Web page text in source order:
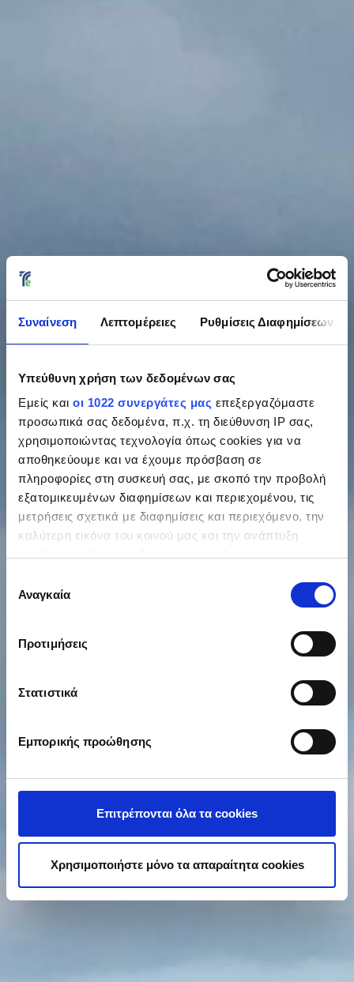
Συναίνεση Λεπτομέρειες Ρυθμίσεις Διαφημίσεων
Υπεύθυνη χρήση των δεδομένων σας
Εμείς και οι 1022 συνεργάτες μας επεξεργαζόμαστε
προσωπικά σας δεδομένα, π.χ. τη διεύθυνση IP σας,
χρησιμοποιώντας τεχνολογία όπως cookies για να
αποθηκεύουμε και να έχουμε πρόσβαση σε
πληροφορίες στη συσκευή σας, με σκοπό την προβολή
εξατομικευμένων διαφημίσεων και περιεχομένου, τις
μετρήσεις σχετικά με διαφημίσεις και περιεχόμενο, την
καλύτερη εικόνα του κοινού μας και την ανάπτυξη
σκοπούς.
Να συλλέξουμε πληροφορίες σχετικά με τη
είναι ακριβείς σε απόσταση μερικών μέτρων
Να αναγνωρίσουμε τη συσκευή σας σαρώνοντας
(δακτυλικό αποτύπωμα)
επεξεργασίας των προσωπικών σας δεδομένων και
καθορίστε τις προτιμήσεις σας στην
ενότητα
ανακαλέσετε τη συγκατάθεσή σας ανά πάσα στιγμή από
τη Δήλωση Cookies.
Προκειμένου να κάνουμε ακόμα καλύτερη την εμπειρία
συγκατάθεσης
Αναγκαία
Προτιμήσεις
Στατιστικά
Εμπορικής προώθησης
Επιτρέπονται όλα τα cookies
Χρησιμοποιήστε μόνο τα απαραίτητα cookies